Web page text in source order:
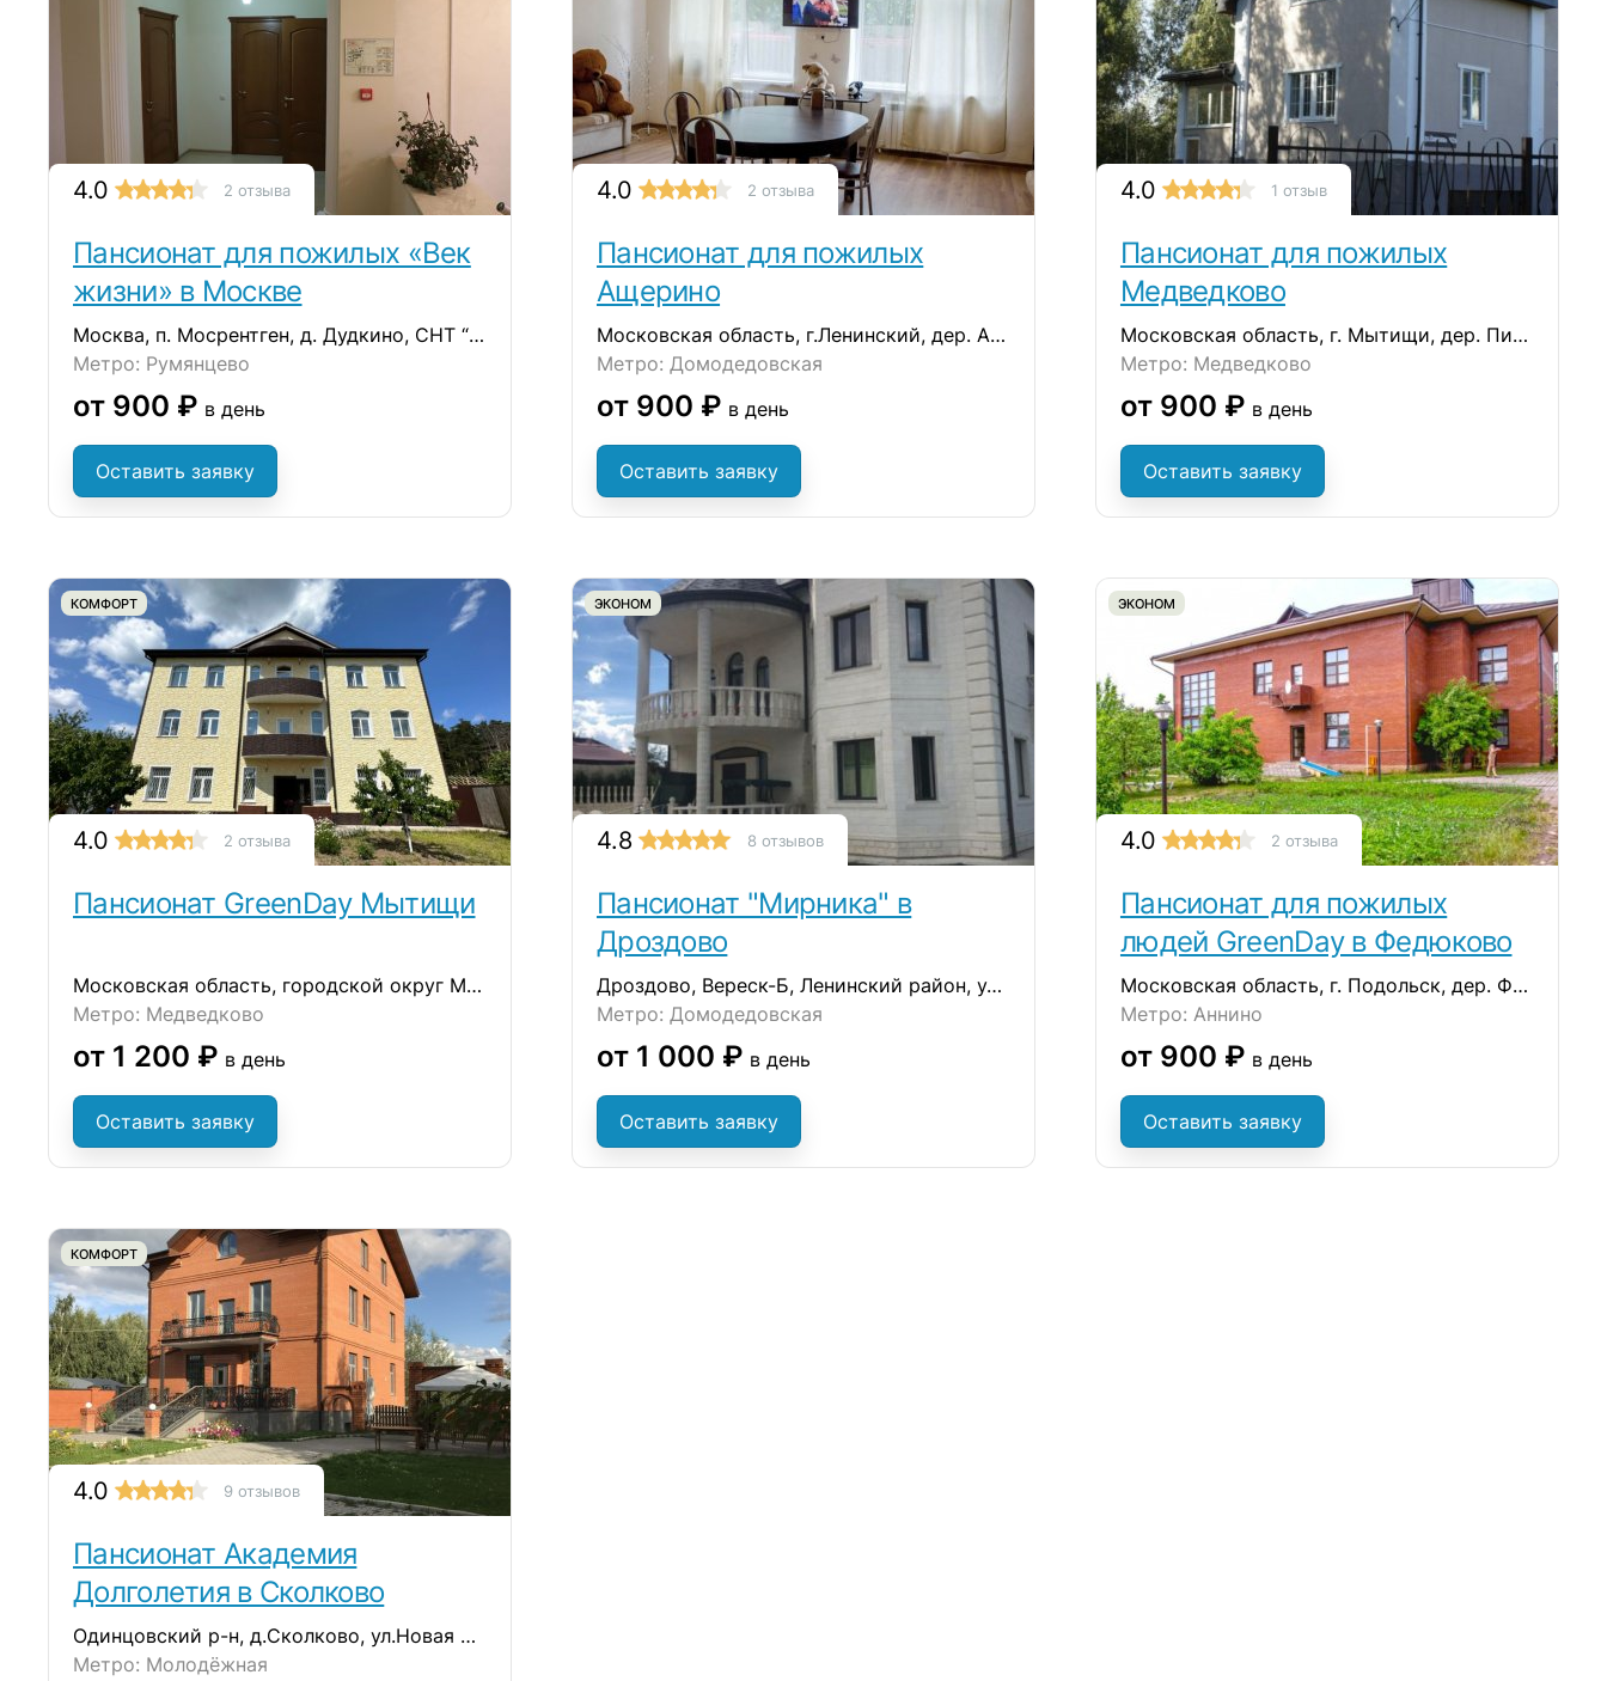
4.0 2 отзыва
Пансионат для пожилых «Век
жизни» в Москве
Москва, п. Мосрентген, д. Дудкино, СНТ “Круиз”, д.35
Метро: Румянцево
от 900 ₽ в день
Оставить заявку
4.0 2 отзыва
Пансионат для пожилых
Ащерино
Московская область, г.Ленинский, дер. Ащерино, 9
Метро: Домодедовская
от 900 ₽ в день
Оставить заявку
4.0 1 отзыв
Пансионат для пожилых
Медведково
Московская область, г. Мытищи, дер. Пирогово
Метро: Медведково
от 900 ₽ в день
Оставить заявку
КОМФОРТ
4.0 2 отзыва
Пансионат GreenDay Мытищи
Московская область, городской округ Мытищи, деревня Ульянково, ул. Окольная
Метро: Медведково
от 1 200 ₽ в день
Оставить заявку
ЭКОНОМ
4.8 8 отзывов
Пансионат "Мирника" в
Дроздово
Дроздово, Вереск-Б, Ленинский район, ул. Сергиевская, д.17А
Метро: Домодедовская
от 1 000 ₽ в день
Оставить заявку
ЭКОНОМ
4.0 2 отзыва
Пансионат для пожилых
людей GreenDay в Федюково
Московская область, г. Подольск, дер. Федюково, ул. Зеленая
Метро: Аннино
от 900 ₽ в день
Оставить заявку
КОМФОРТ
4.0 9 отзывов
Пансионат Академия
Долголетия в Сколково
Одинцовский р-н, д.Сколково, ул.Новая д.52
Метро: Молодёжная